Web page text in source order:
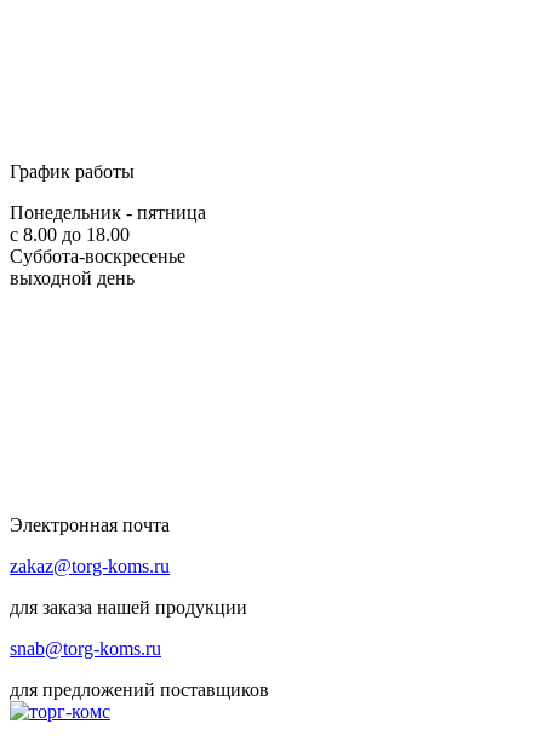
График работы
Понедельник - пятница
с 8.00 до 18.00
Суббота-воскресенье
выходной день
Электронная почта
zakaz@torg-koms.ru
для заказа нашей продукции
snab@torg-koms.ru
для предложений поставщиков